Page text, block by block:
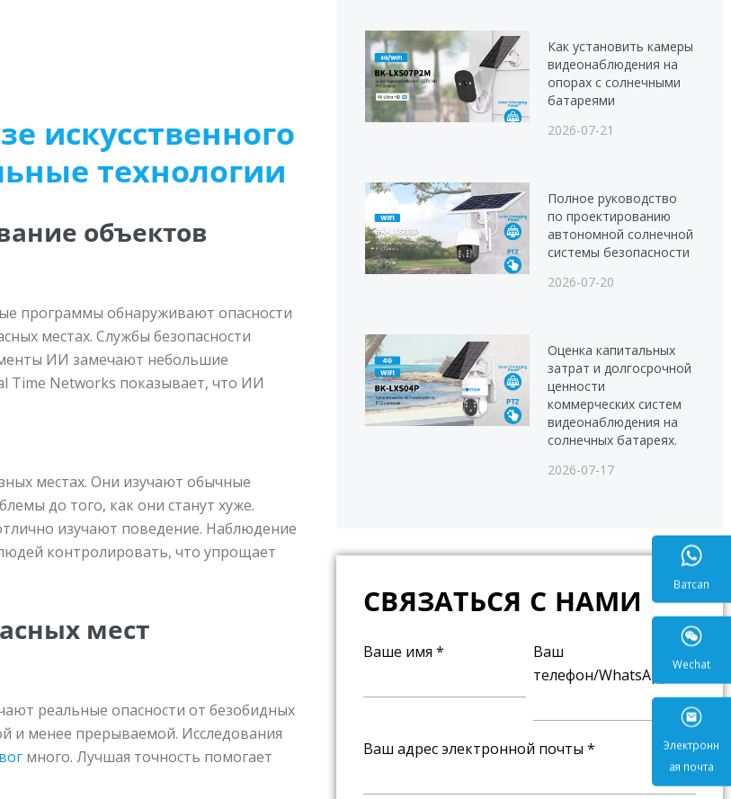
искусственного
технологии
объектов
программы обнаруживают опасности
местах. Службы безопасности
ИИ замечают небольшие
Time Networks показывает, что ИИ
местах. Они изучают обычные
до того, как они станут хуже.
изучают поведение. Наблюдение
контролировать, что упрощает
мест
реальные опасности от безобидных
и менее прерываемой. Исследования
много. Лучшая точность помогает
Как установить камеры
видеонаблюдения на
опорах с солнечными
батареями
2026-07-21
Полное руководство
по проектированию
автономной солнечной
системы безопасности
2026-07-20
Оценка капитальных
затрат и долгосрочной
ценности
коммерческих систем
видеонаблюдения на
солнечных батареях.
2026-07-17
СВЯЗАТЬСЯ С НАМИ
Ваше имя *
Ваш
телефон/WhatsApp
*
Ваш адрес электронной почты *